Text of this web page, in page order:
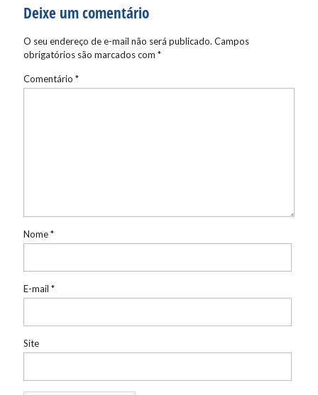
Deixe um comentário
O seu endereço de e-mail não será publicado. Campos
obrigatórios são marcados com *
Comentário *
Nome*
E-mail *
Site